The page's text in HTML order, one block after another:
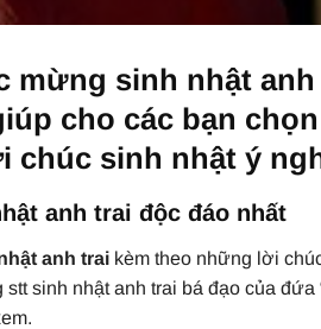
mừng sinh nhật anh
cho các bạn
chúc sinh nhật ý
anh trai độc đáo nhất
anh trai kèm theo những lời
sinh nhật anh trai bá đạo của